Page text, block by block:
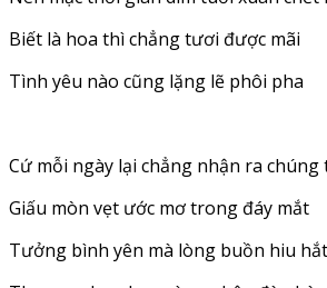
Biết là hoa thì chẳng tươi được mãi
Tình yêu nào cũng lặng lẽ phôi pha
Cứ mỗi ngày lại chẳng nhận ra chúng
Giấu mòn vẹt ước mơ trong đáy mắt
Tưởng bình yên mà lòng buồn hiu hắt